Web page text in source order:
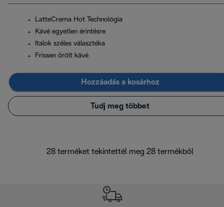
LatteCrema Hot Technológia
Kávé egyetlen érintésre
Italok széles választéka
Frissen őrölt kávé
Hozzáadás a kosárhoz
Tudj meg többet
28 terméket tekintettél meg 28 termékből